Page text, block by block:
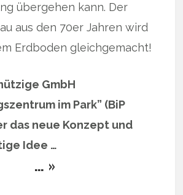
übergehen kann. Der
aus den 70er Jahren wird
Erdboden gleichgemacht!
GmbH
im Park” (BiP
das neue Konzept und
Idee …
… »